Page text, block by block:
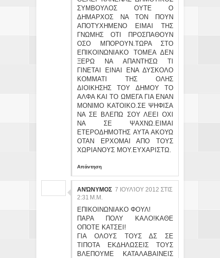
ΣΥΜΒΟΥΛΟΣ ΟΥΤΕ Ο
ΔΗΜΑΡΧΟΣ ΝΑ ΤΟΝ ΠΟΥΝ
ΑΠΟΤΥΧΗΜΕΝΟ ΕΙΜΑΙ ΤΗΣ
ΓΝΩΜΗΣ ΟΤΙ ΠΡΟΣΠΑΘΟΥΝ
ΟΣΟ ΜΠΟΡΟΥΝ.ΤΩΡΑ ΣΤΟ
ΕΠΙΚΟΙΝΩΝΙΑΚΟ ΤΟΜΕΑ ΔΕΝ
ΞΕΡΩ ΝΑ ΑΠΑΝΤΗΣΩ ΤΙ
ΓΙΝΕΤΑΙ ΕΙΝΑΙ ΕΝΑ ΔΥΣΚΟΛΟ
ΚΟΜΜΑΤΙ ΤΗΣ ΟΛΗΣ
ΔΙΟΙΚΗΣΗΣ ΤΟΥ ΔΗΜΟΥ ΤΟ
ΑΛΦΑ ΚΑΙ ΤΟ ΩΜΕΓΑ ΓΙΑ ΕΝΑΝ
ΜΟΝΙΜΟ ΚΑΤΟΙΚΟ.ΣΕ ΨΗΦΙΣΑ
ΝΑ ΣΕ ΒΛΕΠΩ ΣΟΥ ΛΕΕΙ ΟΧΙ
ΝΑ ΣΕ ΨΑΧΝΩ.ΕΙΜΑΙ
ΕΤΕΡΟΔΗΜΟΤΗΣ ΑΥΤΑ ΑΚΟΥΩ
ΟΤΑΝ ΕΡΧΟΜΑΙ ΑΠΟ ΤΟΥΣ
ΧΩΡΙΑΝΟΥΣ ΜΟΥ.ΕΥΧΑΡΙΣΤΩ.
Απάντηση
ΑΝΏΝΥΜΟΣ 7 ΙΟΥΛΊΟΥ 2012 ΣΤΙΣ
2:31 Μ.Μ.
ΕΠΙΚΟΙΝΩΝΙΑΚΟ ΦΟΥΛ!
ΠΑΡΑ ΠΟΛΥ ΚΑΛΟ!ΚΑΘΕ
ΟΠΟΤΕ ΚΑΤΣΕΙ!
ΓΙΑ ΟΛΟΥΣ ΤΟΥΣ ΔΣ ΣΕ
ΤΙΠΟΤΑ ΕΚΔΗΛΩΣΕΙΣ ΤΟΥΣ
ΒΛΕΠΟΥΜΕ ΚΑΤΑΛΑΒΑΙΝΕΙΣ